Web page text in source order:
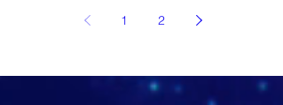
温 音（生きている事を表す） があり。言葉
う！と心に決めました。 おひな会 山本泰恵
1 2